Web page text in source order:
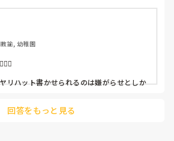
を練って書き込むようにと。
考えさせられること多数
拘束されて辛いです
か?
諭, 幼稚園
リハット書かせられるのは嫌がらせとしか
回答をもっと見る